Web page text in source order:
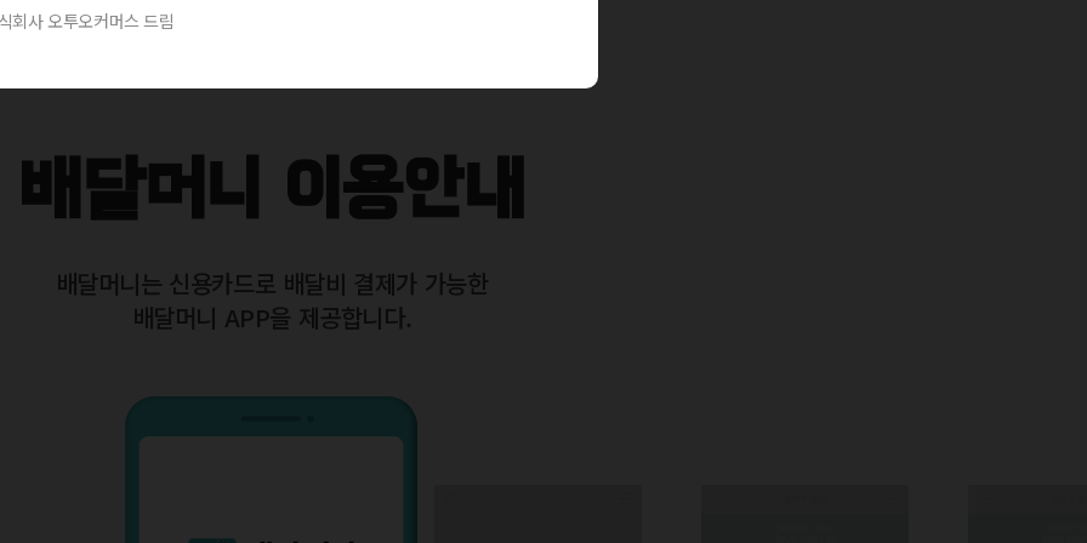
배달머니 이용안내
배달머니는 신용카드로 배달비 결제가 가능한
배달머니 APP을 제공합니다.
회사 오투오커머스 드림